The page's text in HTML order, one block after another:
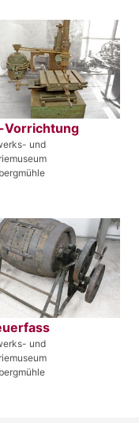
Vorrichtung
und
und